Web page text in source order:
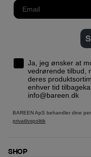
Ja, jeg ønsker at
vedrørende tilbud,
deres produktsortiment via
enhver tid
info@bareen.dk
BAREEN ApS behandler dine
privatlivspolitik
SHOP